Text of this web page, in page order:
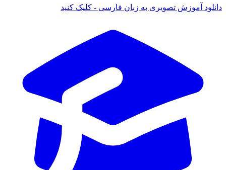
دانلود آموزش تصویری به زبان فارسی - کلیک کنید